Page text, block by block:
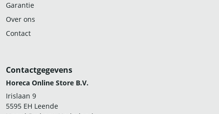
Garantie
Over ons
Contact
Contactgegevens
Horeca Online Store B.V.
Irislaan 9
5595 EH Leende